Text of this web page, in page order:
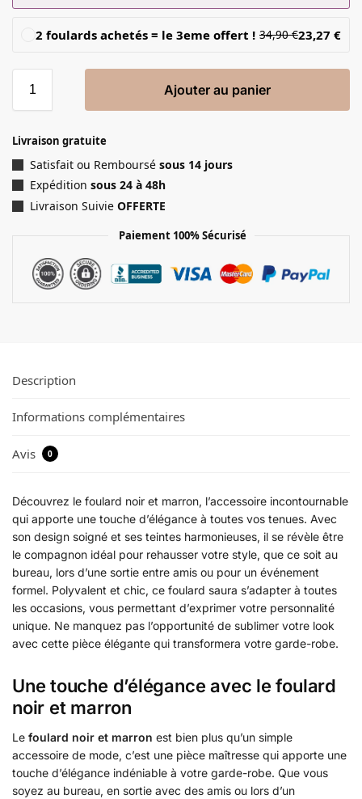
2 foulards achetés = le 3eme offert ! 34,90€23,27 €
Ajouter au panier
Livraison gratuite
Satisfait ou Remboursé sous 14 jours
Expédition sous 24 à 48h
Livraison Suivie OFFERTE
Paiement 100% Sécurisé
Description
Informations complémentaires
Avis 0
Découvrez le foulard noir et marron, l’accessoire incontournable
qui apporte une touche d’élégance à toutes vos tenues. Avec
son design soigné et ses teintes harmonieuses, il se révèle être
le compagnon idéal pour rehausser votre style, que ce soit au
bureau, lors d’une sortie entre amis ou pour un événement
formel. Polyvalent et chic, ce foulard saura s’adapter à toutes
les occasions, vous permettant d’exprimer votre personnalité
unique. Ne manquez pas l’opportunité de sublimer votre look
avec cette pièce élégante qui transformera votre garde-robe.
Une touche d’élégance avec le foulard
noir et marron
Le foulard noir et marron est bien plus qu’un simple
accessoire de mode, c’est une pièce maîtresse qui apporte une
touche d’élégance indéniable à votre garde-robe. Que vous
soyez au bureau, en sortie avec des amis ou lors d’un